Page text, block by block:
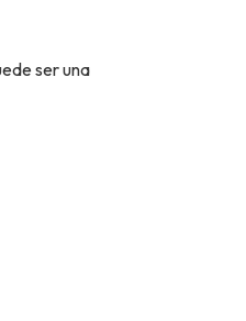
ser una